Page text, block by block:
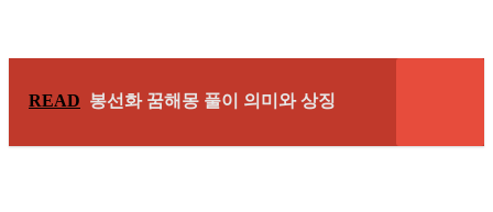
READ 봉선화 꿈해몽 풀이 의미와 상징